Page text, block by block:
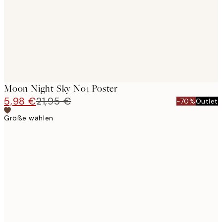
Moon Night Sky No1 Poster
5,98 €21,95 € -70%Outlet
Größe wählen